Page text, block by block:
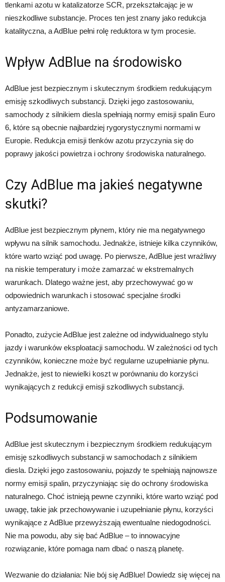
tlenkami azotu w katalizatorze SCR, przekształcając je w
nieszkodliwe substancje. Proces ten jest znany jako redukcja
katalityczna, a AdBlue pełni rolę reduktora w tym procesie.
Wpływ AdBlue na środowisko
AdBlue jest bezpiecznym i skutecznym środkiem redukującym
emisję szkodliwych substancji. Dzięki jego zastosowaniu,
samochody z silnikiem diesla spełniają normy emisji spalin Euro
6, które są obecnie najbardziej rygorystycznymi normami w
Europie. Redukcja emisji tlenków azotu przyczynia się do
poprawy jakości powietrza i ochrony środowiska naturalnego.
Czy AdBlue ma jakieś negatywne
skutki?
AdBlue jest bezpiecznym płynem, który nie ma negatywnego
wpływu na silnik samochodu. Jednakże, istnieje kilka czynników,
które warto wziąć pod uwagę. Po pierwsze, AdBlue jest wrażliwy
na niskie temperatury i może zamarzać w ekstremalnych
warunkach. Dlatego ważne jest, aby przechowywać go w
odpowiednich warunkach i stosować specjalne środki
antyzamarzaniowe.
Ponadto, zużycie AdBlue jest zależne od indywidualnego stylu
jazdy i warunków eksploatacji samochodu. W zależności od tych
czynników, konieczne może być regularne uzupełnianie płynu.
Jednakże, jest to niewielki koszt w porównaniu do korzyści
wynikających z redukcji emisji szkodliwych substancji.
Podsumowanie
AdBlue jest skutecznym i bezpiecznym środkiem redukującym
emisję szkodliwych substancji w samochodach z silnikiem
diesla. Dzięki jego zastosowaniu, pojazdy te spełniają najnowsze
normy emisji spalin, przyczyniając się do ochrony środowiska
naturalnego. Choć istnieją pewne czynniki, które warto wziąć pod
uwagę, takie jak przechowywanie i uzupełnianie płynu, korzyści
wynikające z AdBlue przewyższają ewentualne niedogodności.
Nie ma powodu, aby się bać AdBlue – to innowacyjne
rozwiązanie, które pomaga nam dbać o naszą planetę.
Wezwanie do działania: Nie bój się AdBlue! Dowiedz się więcej na